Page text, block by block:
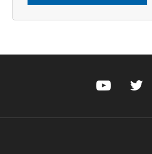
הוטלסשל הוטלס
הטלגרם של הוטלס
ערוץ טוויטר של הוטלס
ערוץ היוטיוב של